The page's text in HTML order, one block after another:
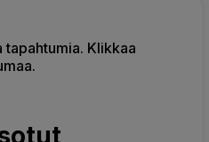
tapahtumia. Klikkaa